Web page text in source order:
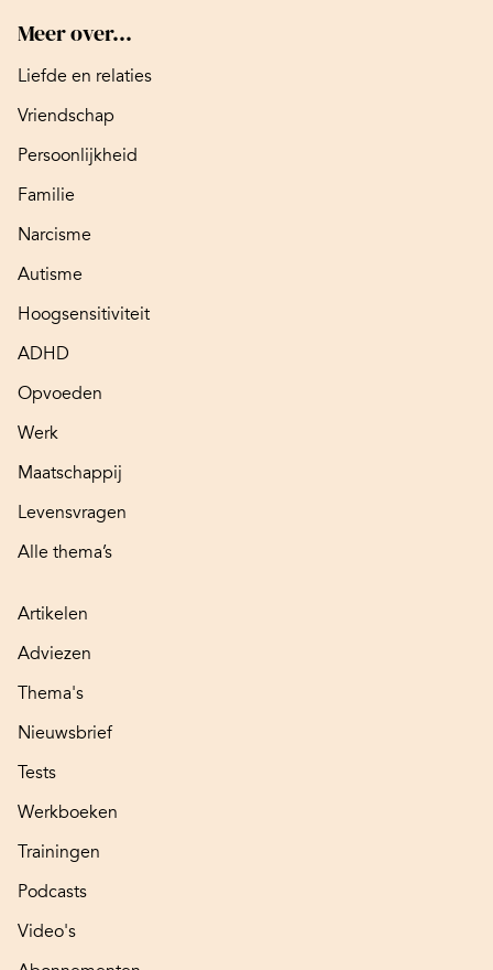
Meer over...
Liefde en relaties
Vriendschap
Persoonlijkheid
Familie
Narcisme
Autisme
Hoogsensitiviteit
ADHD
Opvoeden
Werk
Maatschappij
Levensvragen
Alle thema’s
Artikelen
Adviezen
Thema's
Nieuwsbrief
Tests
Werkboeken
Trainingen
Podcasts
Video's